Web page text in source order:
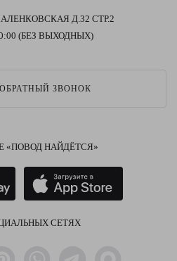
Д.32 СТР.2
(БЕЗ ВЫХОДНЫХ)
ЗВОНОК
«ПОВОД НАЙДЁТСЯ»
СЕТЯХ